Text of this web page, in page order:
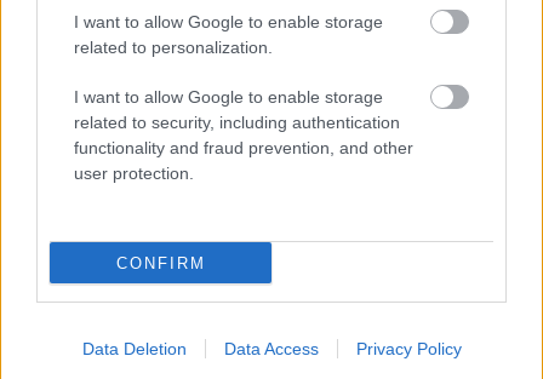
I want to allow Google to enable storage
related to personalization.
I want to allow Google to enable storage
related to security, including authentication
functionality and fraud prevention, and other
user protection.
CONFIRM
Data Deletion Data Access Privacy Policy